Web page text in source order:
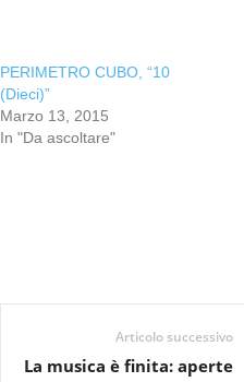
PERIMETRO CUBO, “10
(Dieci)”
Marzo 13, 2015
In "Da ascoltare"
Articolo successivo
La musica è finita: aperte